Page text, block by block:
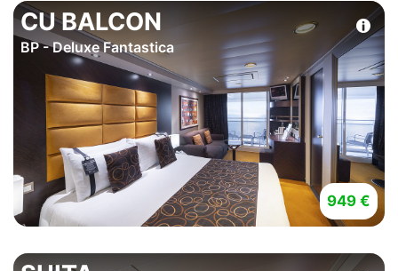
CU BALCON
BP - Deluxe Fantastica
949 €